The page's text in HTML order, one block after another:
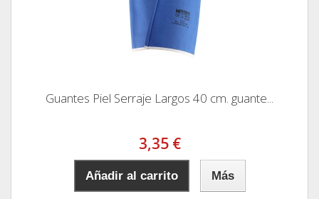
Guantes Piel Serraje Largos 40 cm. guante...
3,35 €
Añadir al carrito Más